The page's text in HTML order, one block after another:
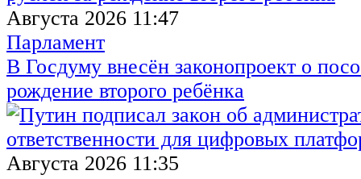
Августа 2026 11:47
Парламент
В Госдуму внесён законопроект о
рождение второго ребёнка
Августа 2026 11:35